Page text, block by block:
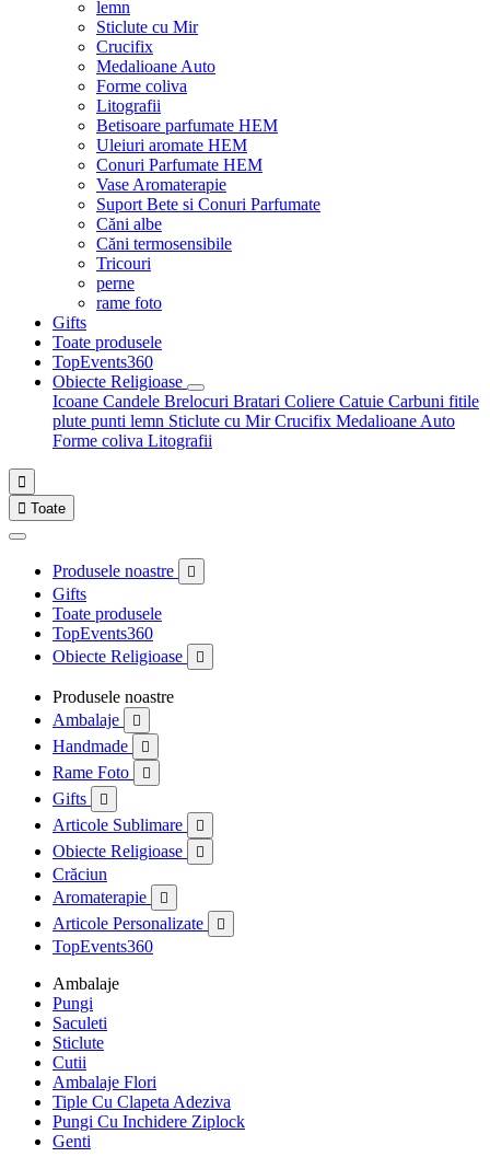
lemn
Sticlute cu Mir
Crucifix
Medalioane Auto
Forme coliva
Litografii
Betisoare parfumate HEM
Uleiuri aromate HEM
Conuri Parfumate HEM
Vase Aromaterapie
Suport Bete si Conuri Parfumate
Căni albe
Căni termosensibile
Tricouri
perne
rame foto
Gifts
Toate produsele
TopEvents360
Obiecte Religioase
Icoane Candele Brelocuri Bratari Coliere Catuie Carbuni fitile
plute punti lemn Sticlute cu MirCrucifix Medalioane Auto
Forme coliva Litografii

 Toate
Produsele noastre 
Gifts
Toate produsele
TopEvents360
Obiecte Religioase

Produsele noastre
Ambalaje

Handmade 
Rame Foto 
Gifts 
Articole Sublimare 
Obiecte Religioase 
Crăciun
Aromaterapie

Articole Personalizate 
TopEvents360
Ambalaje
Pungi
Saculeti
Sticlute
Cutii
Ambalaje Flori
Tiple Cu Clapeta Adeziva
Pungi Cu Inchidere Ziplock
Genti